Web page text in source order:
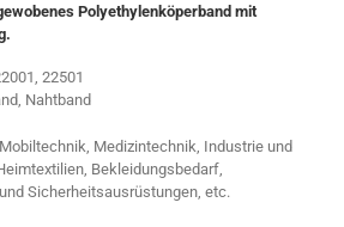
Polyethylenköperband mit
22501
Nahtband
Medizintechnik, Industrie und
Bekleidungsbedarf,
Sicherheitsausrüstungen, etc.